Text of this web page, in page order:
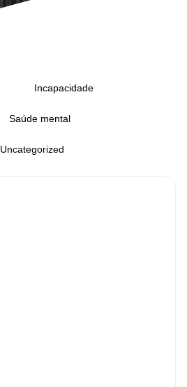
Incapacidade
Saúde mental
Uncategorized